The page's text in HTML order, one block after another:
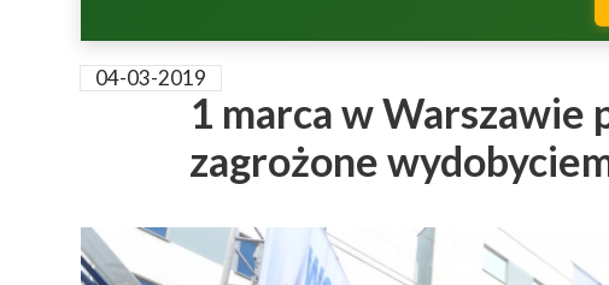
04-03-2019
1 marca w Warszawie
zagrożone